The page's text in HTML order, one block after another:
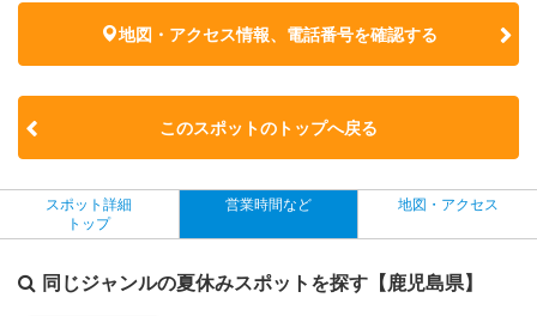
地図・アクセス情報、電話番号を確認する
このスポットのトップへ戻る
スポット詳細
トップ
営業時間など 地図・アクセス
同じジャンルの夏休みスポットを探す【鹿児島県】